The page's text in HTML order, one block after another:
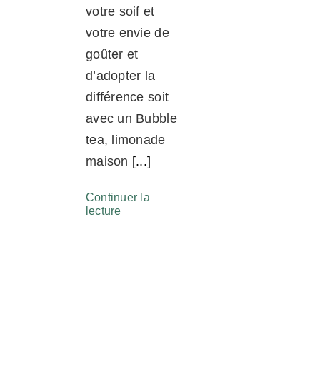
votre soif et
votre envie de
goûter et
d’adopter la
différence soit
avec un Bubble
tea, limonade
maison [...]
Continuer la
lecture